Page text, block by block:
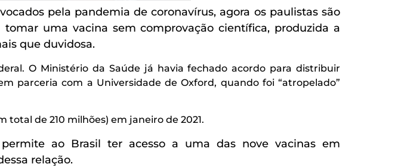
pela pandemia de coronavírus, agora os paulistas são
uma vacina sem comprovação científica, produzida a
que duvidosa.
O Ministério da Saúde já havia fechado acordo para distribuir
parceria com a Universidade de Oxford, quando foi “atropelado”
total de 210 milhões) em janeiro de 2021.
ao Brasil ter acesso a uma das nove vacinas em
relação.